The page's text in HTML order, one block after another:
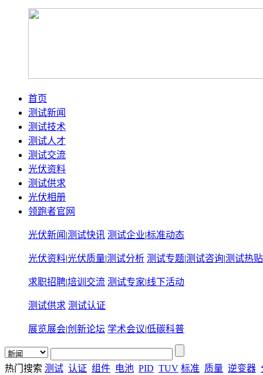
首页
测试新闻
测试技术
测试人才
测试交流
光伏资料
测试供求
光伏相册
领跑者官网
光伏新闻 |测试快讯 测试企业|标准动态
光伏资料|光伏质量|测试分析 测试专题|测试咨询|测试热贴
求职招聘|培训交流 测试专家|线下活动
测试供求 测试认证
展览展会|创新论坛 学术会议|低碳科普
热门搜索 测试 认证 组件 电池 PID TUV 标准 质量 逆变器